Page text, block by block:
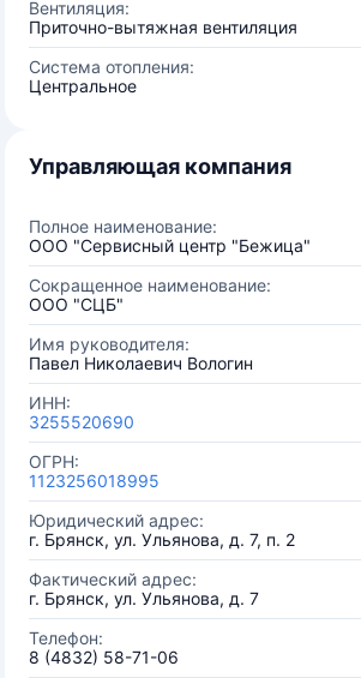
Вентиляция:
Приточно-вытяжная вентиляция
Система отопления:
Центральное
Управляющая компания
Полное наименование:
ООО "Сервисный центр "Бежица"
Сокращенное наименование:
ООО "СЦБ"
Имя руководителя:
Павел Николаевич Вологин
ИНН:
3255520690
ОГРН:
1123256018995
Юридический адрес:
г. Брянск, ул. Ульянова, д. 7, п. 2
Фактический адрес:
г. Брянск, ул. Ульянова, д. 7
Телефон:
8 (4832) 58-71-06